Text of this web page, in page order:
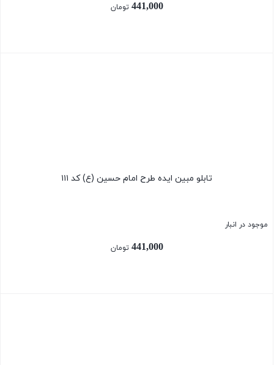
441,000 تومان
تابلو مبین ایده طرح امام حسین (ع) کد ۱۱۱
موجود در انبار
441,000 تومان